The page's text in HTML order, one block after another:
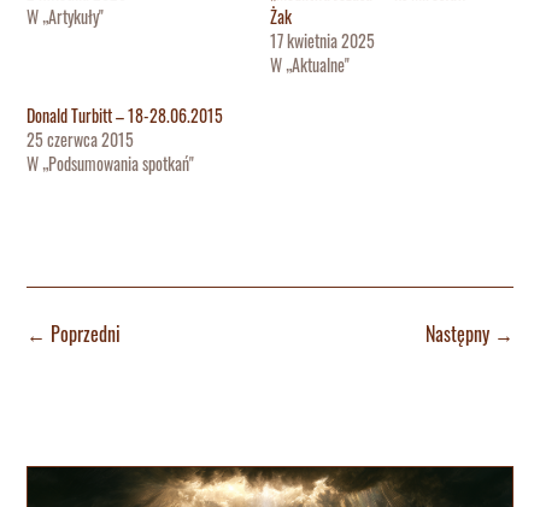
W „Artykuły"
Żak
17 kwietnia 2025
W „Aktualne"
Donald Turbitt – 18-28.06.2015
25 czerwca 2015
W „Podsumowania spotkań"
← Poprzedni Następny→